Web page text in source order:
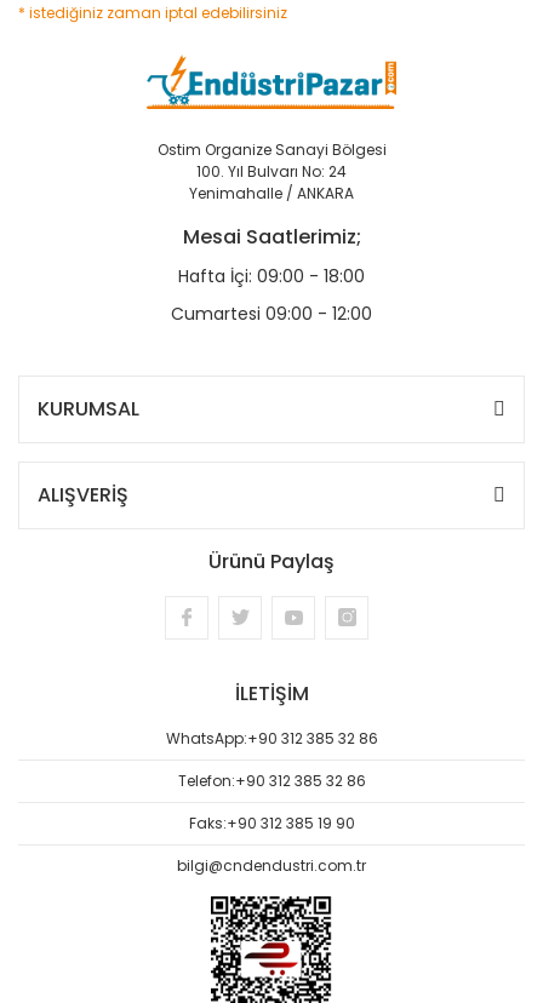
* istediğiniz zaman iptal edebilirsiniz
Ostim Organize Sanayi Bölgesi
100. Yıl Bulvarı No: 24
Yenimahalle / ANKARA
Mesai Saatlerimiz;
Hafta İçi: 09:00 - 18:00
Cumartesi 09:00 - 12:00
KURUMSAL
ALIŞVERİŞ
Ürünü Paylaş
İLETİŞİM
WhatsApp:+90 312 385 32 86
Telefon:+90 312 385 32 86
Faks:+90 312 385 19 90
bilgi@cndendustri.com.tr